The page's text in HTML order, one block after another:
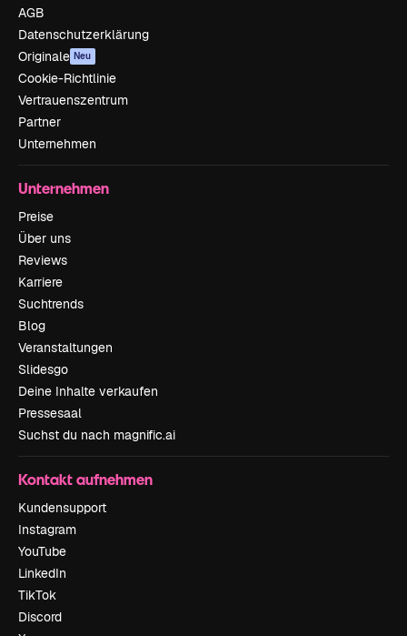
AGB
Datenschutzerklärung
Originale Neu
Cookie-Richtlinie
Vertrauenszentrum
Partner
Unternehmen
Unternehmen
Preise
Über uns
Reviews
Karriere
Suchtrends
Blog
Veranstaltungen
Slidesgo
Deine Inhalte verkaufen
Pressesaal
Suchst du nach magnific.ai
Kontakt aufnehmen
Kundensupport
Instagram
YouTube
LinkedIn
TikTok
Discord